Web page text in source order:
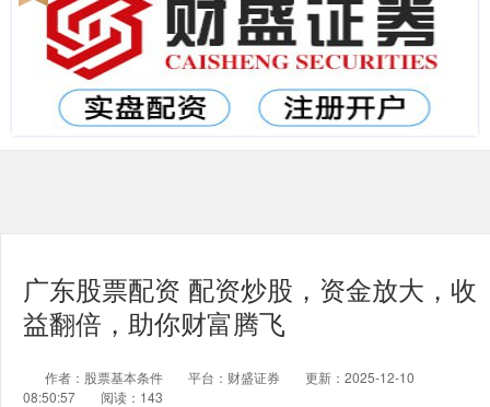
广东股票配资 配资炒股，资金放大，收
益翻倍，助你财富腾飞
作者：股票基本条件 平台：财盛证券
更新：2025-12-10
08:50:57
阅读：143